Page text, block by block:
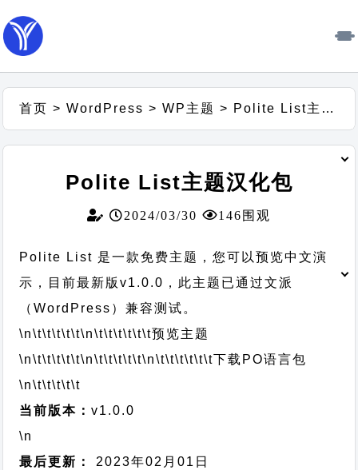
首页 >WordPress >WP主题 > Polite List主题汉化包
Polite List主题汉化包
2024/03/30 146围观
Polite List 是一款免费主题，您可以预览中文演
示，目前最新版v1.0.0，此主题已通过文派
（WordPress）兼容测试。
\n\t\t\t\t\t\n\t\t\t\t\t\t预览主题
\n\t\t\t\t\t\n\t\t\t\t\t\n\t\t\t\t\t\t下载PO语言包
\n\t\t\t\t\t
当前版本：v1.0.0
\n
最后更新：
2023年02月01日